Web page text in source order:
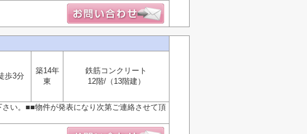
歩3分
築14年
東
鉄筋コンクリート
12階/（13階建）
い。■■物件が発表になり次第ご連絡させて頂